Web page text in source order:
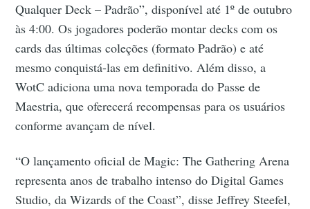
Qualquer Deck – Padrão”, disponível até 1º de outubro
às 4:00. Os jogadores poderão montar decks com os
cards das últimas coleções (formato Padrão) e até
mesmo conquistá-las em definitivo. Além disso, a
WotC adiciona uma nova temporada do Passe de
Maestria, que oferecerá recompensas para os usuários
conforme avançam de nível.
“O lançamento oficial de Magic: The Gathering Arena
representa anos de trabalho intenso do Digital Games
Studio, da Wizards of the Coast”, disse Jeffrey Steefel,